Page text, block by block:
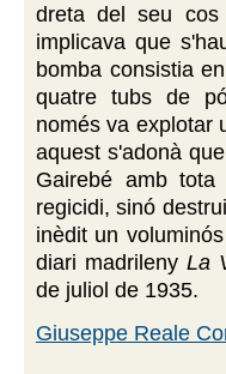
dreta del seu
implicava que
bomba consistia
quatre tubs de
només va explotar
aquest s'adonà
Gairebé amb
regicidi, sinó
inèdit un
diari madrileny La
de juliol de 1935.
Giuseppe Reale